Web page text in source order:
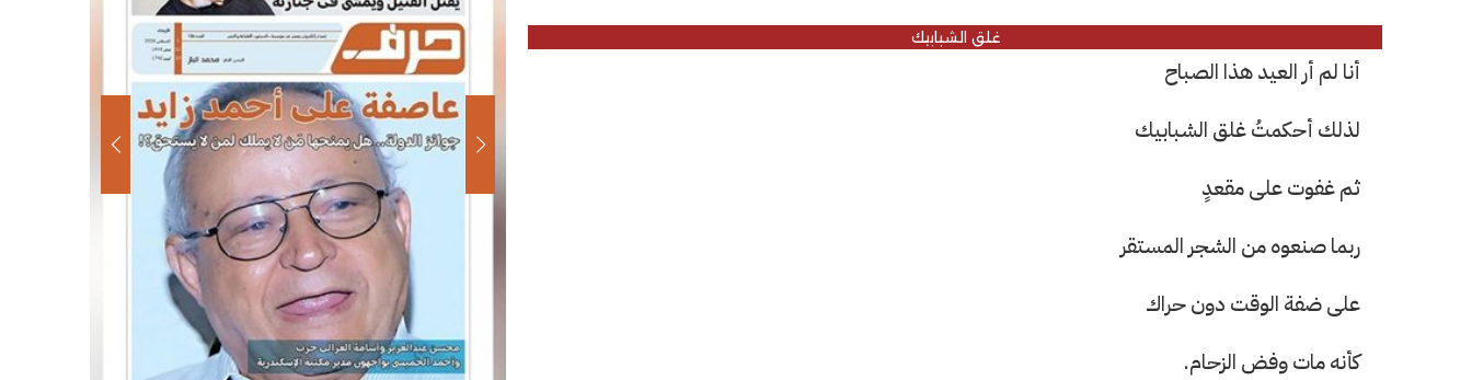
غلق الشبابيك
أنا لم أر العيد هذا الصباح
لذلك أحكمتُ غلق الشبابيك
ثم غفوت على مقعدٍ
ربما صنعوه من الشجر المستقر
على ضفة الوقت دون حراك
كأنه مات وفض الزحام.